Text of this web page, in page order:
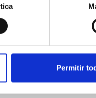
Permitir
Baja - La Palma